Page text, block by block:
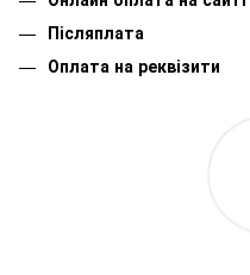
Післяплата
Оплата на реквізити